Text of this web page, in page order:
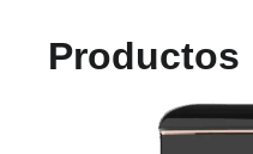
Productos